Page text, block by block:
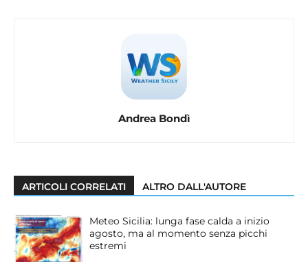
Andrea Bondì
ARTICOLI CORRELATI ALTRO DALL'AUTORE
Meteo Sicilia: lunga fase calda a inizio
agosto, ma al momento senza picchi
estremi